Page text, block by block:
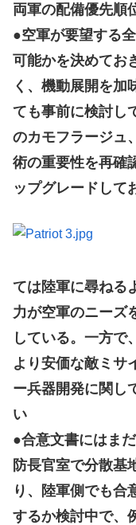
両軍の配備優先順
●空軍が要望する
可能かを決めてお
く、機動展開を加
ても事前に検討し
のカモフラージュ
術の重要性を再確
ップグレードして
ては陸軍に尋ねる
力が空軍のニーズ
している。一方で
より安価な敵ミサ
ー兵器開発に関し
い
●合意文書にはま
防長官室で分散基
り、陸軍側でも合
するか検討中で、